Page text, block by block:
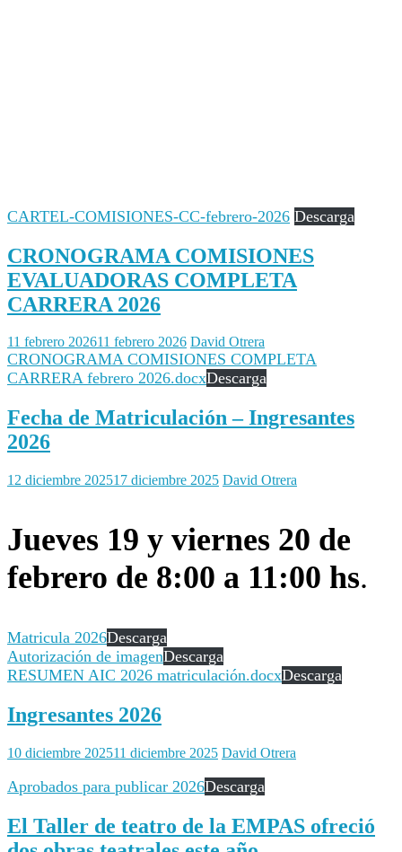
CARTEL-COMISIONES-CC-febrero-2026 Descarga
CRONOGRAMA COMISIONES
EVALUADORAS COMPLETA
CARRERA 2026
11 febrero 202611 febrero 2026 David Otrera
CRONOGRAMA COMISIONES COMPLETA
CARRERA febrero 2026.docxDescarga
Fecha de Matriculación – Ingresantes
2026
12 diciembre 202517 diciembre 2025 David Otrera
Jueves 19 y viernes 20 de
febrero de 8:00 a 11:00 hs.
Matricula 2026Descarga
Autorización de imagenDescarga
RESUMEN AIC 2026 matriculación.docxDescarga
Ingresantes 2026
10 diciembre 202511 diciembre 2025 David Otrera
Aprobados para publicar 2026Descarga
El Taller de teatro de la EMPAS ofreció